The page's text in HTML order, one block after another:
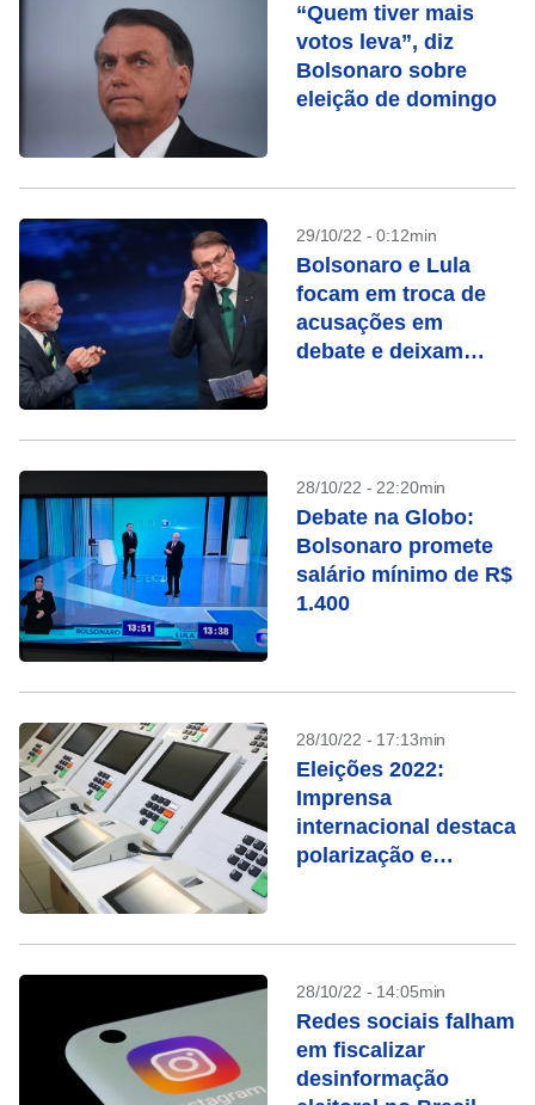
“Quem tiver mais
votos leva”, diz
Bolsonaro sobre
eleição de domingo
29/10/22 - 0:12min
Bolsonaro e Lula
focam em troca de
acusações em
debate e deixam
28/10/22 - 22:20min
Debate na Globo:
Bolsonaro promete
salário mínimo de R$
1.400
28/10/22 - 17:13min
Eleições 2022:
Imprensa
internacional destaca
polarização e
28/10/22 - 14:05min
Redes sociais falham
em fiscalizar
desinformação